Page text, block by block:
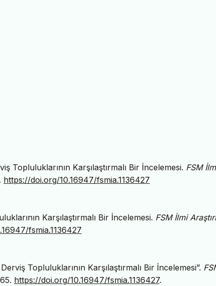
Topluluklarının Karşılaştırmalı Bir İncelemesi. FSM
https://doi.org/10.16947/fsmia.1136427
Karşılaştırmalı Bir İncelemesi. FSM İlmi
fsmia.1136427
Topluluklarının Karşılaştırmalı Bir İncelemesi”.
https://doi.org/10.16947/fsmia.1136427.